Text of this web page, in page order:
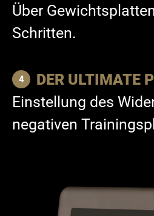
Über
Schritten.
DER ULTIMATE
Einstellung des
negativen